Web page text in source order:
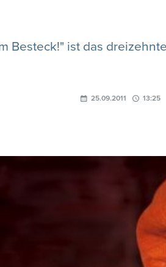
Besteck!" ist das
25.09.2011 13:25